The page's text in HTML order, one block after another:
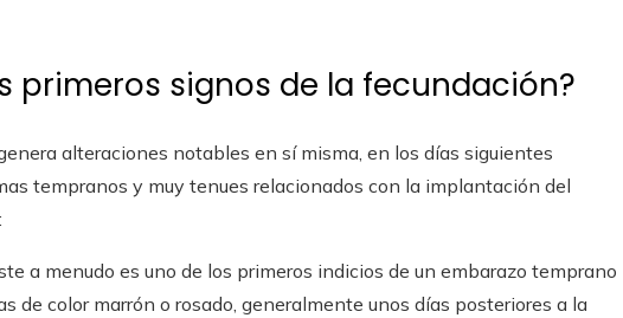
primeros signos de la fecundación?
alteraciones notables en sí misma, en los días siguientes
tempranos y muy tenues relacionados con la implantación del
a menudo es uno de los primeros indicios de un embarazo temprano
de color marrón o rosado, generalmente unos días posteriores a la